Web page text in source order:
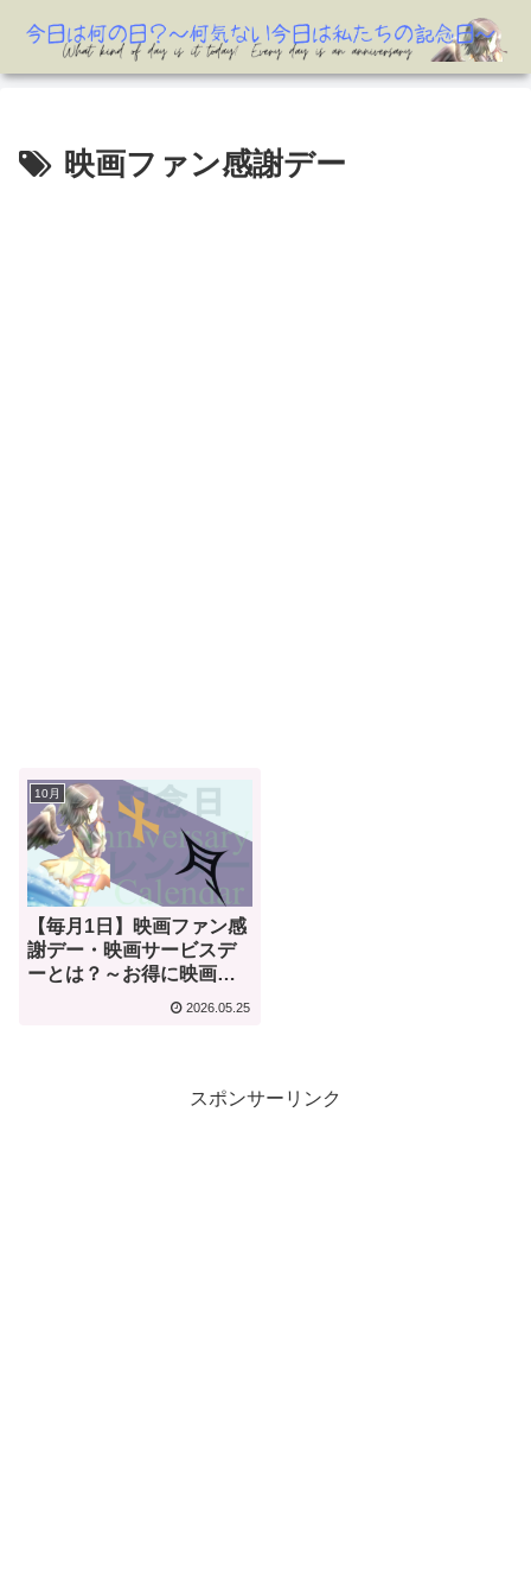
映画ファン感謝デー
10月
【毎月1日】映画ファン感
謝デー・映画サービスデ
ーとは？～お得に映画を
楽しめる割引文化～【映
2026.05.25
スポンサーリンク